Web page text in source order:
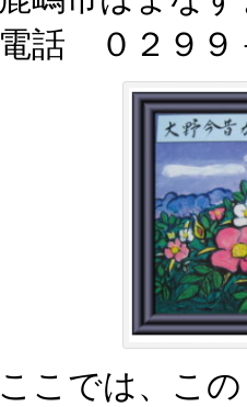
電話 ０２９９
ここでは、こ